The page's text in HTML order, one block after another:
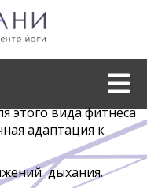
этого вида фитнеса
адаптация к
дыхания.